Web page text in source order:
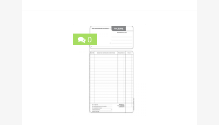
0